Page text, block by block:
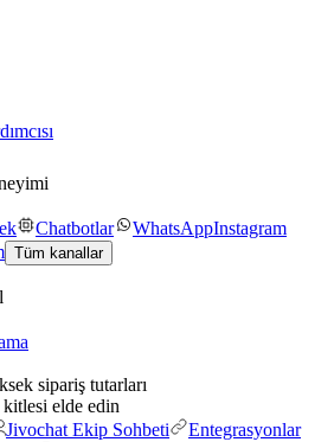
Chatbotlar WhatsAppInstagram
Tüm kanallar
sipariş tutarları
elde edin
Jivochat Ekip Sohbeti
Entegrasyonlar